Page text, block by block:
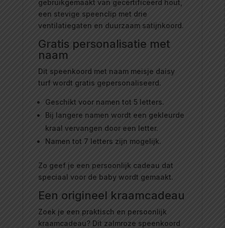
gebruikgemaakt van gecertificeerd hout,
een stevige speenclip met drie
ventilatiegaten en duurzaam satijnkoord.
Gratis personalisatie met
naam
Dit speenkoord met naam meisje daisy
turf wordt gratis gepersonaliseerd.
Geschikt voor namen tot 5 letters.
Bij langere namen wordt een gekleurde
kraal vervangen door een letter.
Namen tot 7 letters zijn mogelijk.
Zo geef je een persoonlijk cadeau dat
speciaal voor de baby wordt gemaakt.
Een origineel kraamcadeau
Zoek je een praktisch en persoonlijk
kraamcadeau? Dit zalmroze speenkoord